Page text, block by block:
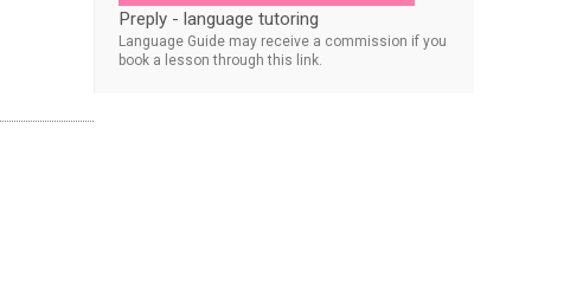
Preply - language tutoring
Language Guide may receive a commission if you
book a lesson through this link.